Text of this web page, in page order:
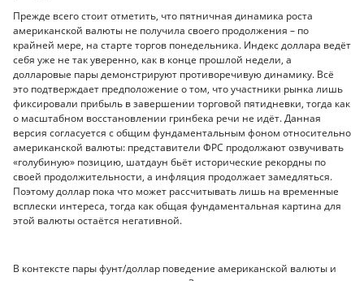
Прежде всего стоит отметить, что пятничная динамика роста
американской валюты не получила своего продолжения – по
крайней мере, на старте торгов понедельника. Индекс доллара ведёт
себя уже не так уверенно, как в конце прошлой недели, а
долларовые пары демонстрируют противоречивую динамику. Всё
это подтверждает предположение о том, что участники рынка лишь
фиксировали прибыль в завершении торговой пятидневки, тогда как
о масштабном восстановлении гринбека речи не идёт. Данная
версия согласуется с общим фундаментальным фоном относительно
американской валюты: представители ФРС продолжают озвучивать
«голубиную» позицию, шатдаун бьёт исторические рекордны по
своей продолжительности, а инфляция продолжает замедляться.
Поэтому доллар пока что может рассчитывать лишь на временные
всплески интереса, тогда как общая фундаментальная картина для
этой валюты остаётся негативной.
В контексте пары фунт/доллар поведение американской валюты и